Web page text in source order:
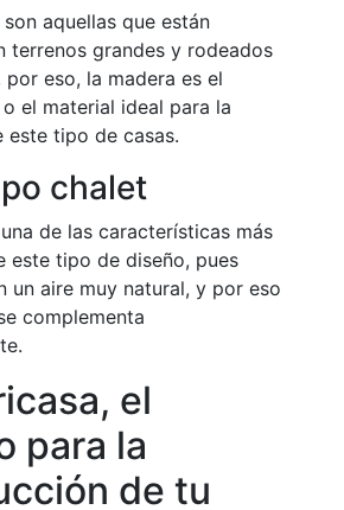
aquellas que están
terrenos grandes y rodeados
eso, la madera es el
el material ideal para la
este tipo de casas.
chalet
de las características más
este tipo de diseño, pues
un aire muy natural, y por eso
complementa
el
para la
de tu